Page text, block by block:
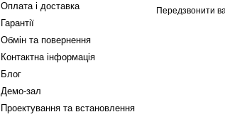
Оплата і доставка
Гарантії
Обмін та повернення
Контактна інформація
Блог
Демо-зал
Проектування та встановлення
Передзвонити